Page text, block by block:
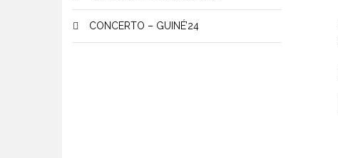
CONCERTO – GUINÉ’24